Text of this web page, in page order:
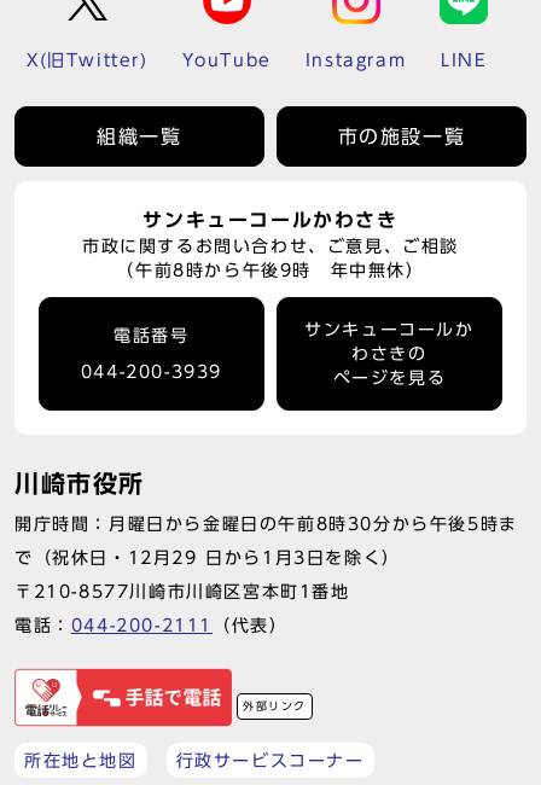
X(旧Twitter) YouTube Instagram LINE
組織一覧 市の施設一覧
サンキューコールかわさき
市政に関するお問い合わせ、ご意見、ご相談
（午前8時から午後9時 年中無休）
電話番号
044-200-3939
サンキューコールか
わさきの
ページを見る
川崎市役所
開庁時間：月曜日から金曜日の午前8時30分から午後5時ま
で（祝休日・12月29 日から1月3日を除く）
〒210-8577川崎市川崎区宮本町1番地
電話： 044-200-2111 （代表）
外部リンク
所在地と地図 行政サービスコーナー